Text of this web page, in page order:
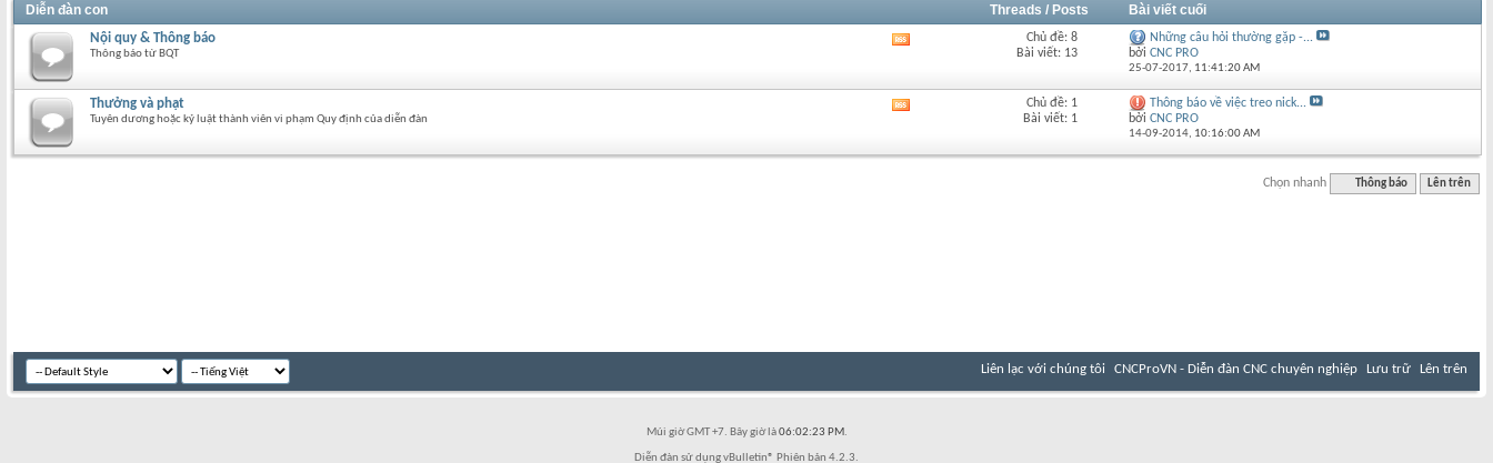
Diễn đàn con Threads / Posts Bài viết cuối
Nội quy & Thông báo
Thông báo từ BQT
diễn
Chủ đề: 8
Bài viết: 13
Những câu hỏi thường gặp -...
bởiCNC PRO
25-07-2017, 11:41:20 AM
Thưởng và phạt
Tuyên dương hoặc kỷ luật thành viên vi phạm Quy định của diễn đàn
diễn
Chủ đề: 1
Bài viết: 1
Thông báo về việc treo nick...
bởiCNC PRO
14-09-2014, 10:16:00 AM
Chọn nhanh Thông báo Lên trên
Liên lạc với chúng tôi CNCProVN - Diễn đàn CNC chuyên nghiệp Lưu trữ Lên trên
Múi giờ GMT +7. Bây giờ là06:02:23 PM.
Diễn đàn sử dụng vBulletin® Phiên bản 4.2.3.